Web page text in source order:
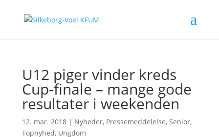
U12 piger vinder kreds
Cup-finale – mange gode
resultater i weekenden
12. mar. 2018| Nyheder, Pressemeddelelse, Senior,
Topnyhed, Ungdom